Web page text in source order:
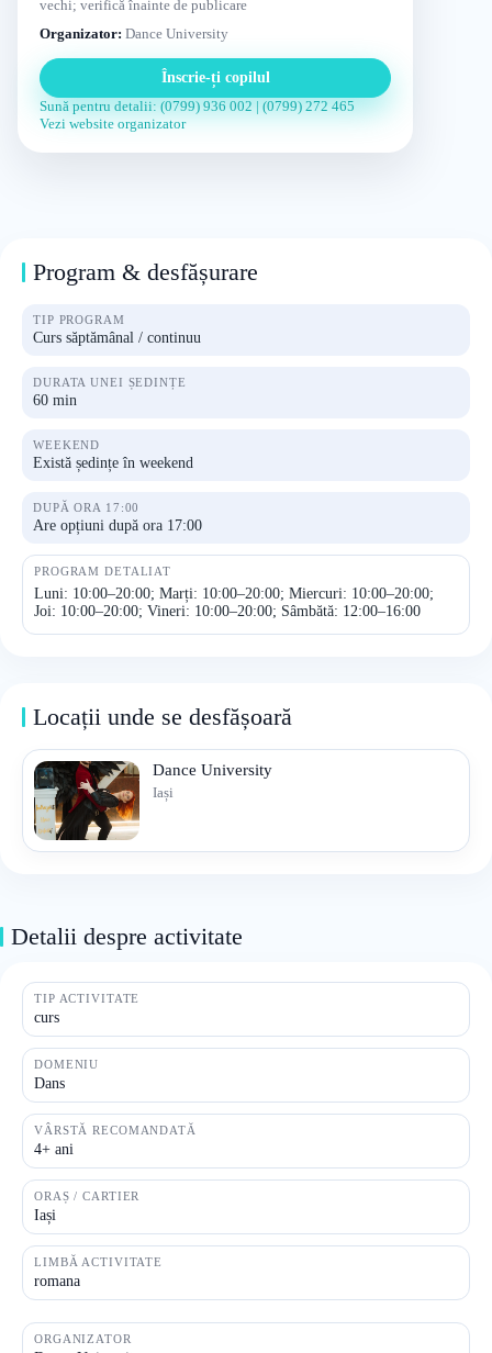
vechi; verifică înainte de publicare
Organizator: Dance University
Înscrie-ți copilul
Sună pentru detalii: (0799) 936 002 | (0799) 272 465
Vezi website organizator
Program & desfășurare
TIP PROGRAM
Curs săptămânal / continuu
DURATA UNEI ȘEDINȚE
60 min
WEEKEND
Există ședințe în weekend
DUPĂ ORA 17:00
Are opțiuni după ora 17:00
PROGRAM DETALIAT
Luni: 10:00–20:00; Marți: 10:00–20:00; Miercuri: 10:00–20:00;
Joi: 10:00–20:00; Vineri: 10:00–20:00; Sâmbătă: 12:00–16:00
Locații unde se desfășoară
Dance University
Iași
Detalii despre activitate
TIP ACTIVITATE
curs
DOMENIU
Dans
VÂRSTĂ RECOMANDATĂ
4+ ani
ORAȘ / CARTIER
Iași
LIMBĂ ACTIVITATE
romana
ORGANIZATOR